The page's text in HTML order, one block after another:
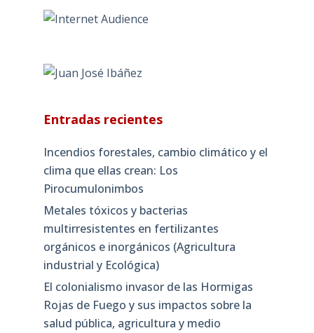
Entradas recientes
Incendios forestales, cambio climático y el
clima que ellas crean: Los
Pirocumulonimbos
Metales tóxicos y bacterias
multirresistentes en fertilizantes
orgánicos e inorgánicos (Agricultura
industrial y Ecológica)
El colonialismo invasor de las Hormigas
Rojas de Fuego y sus impactos sobre la
salud pública, agricultura y medio